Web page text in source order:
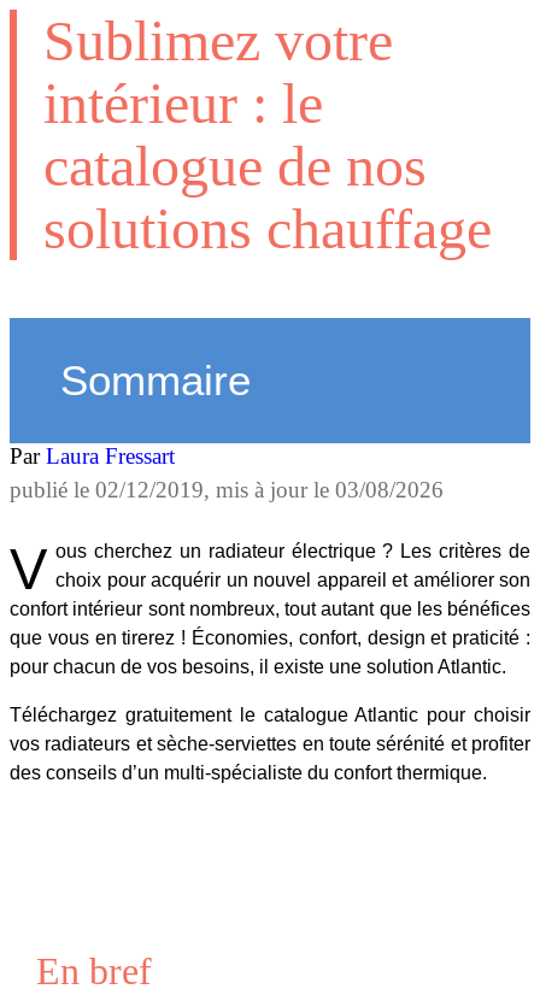
Sublimez votre
intérieur : le
catalogue de nos
solutions chauffage
Sommaire
ParLaura Fressart
publié le 02/12/2019, mis à jour le 03/08/2026
V ous cherchez un radiateur électrique ? Les critères de
choix pour acquérir un nouvel appareil et améliorer son
confort intérieur sont nombreux, tout autant que les bénéfices
que vous en tirerez ! Économies, confort, design et praticité :
pour chacun de vos besoins, il existe une solution Atlantic.
Téléchargez gratuitement le catalogue Atlantic pour choisir
vos radiateurs et sèche-serviettes en toute sérénité et profiter
des conseils d’un multi-spécialiste du confort thermique.
En bref